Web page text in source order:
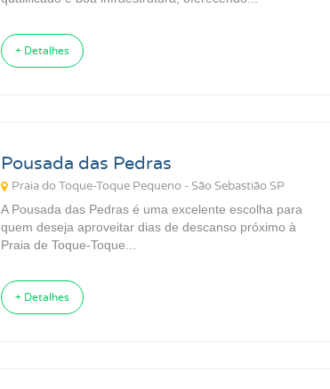
+ Detalhes
Pousada das Pedras
Praia do Toque-Toque Pequeno - São Sebastião SP
A Pousada das Pedras é uma excelente escolha para
quem deseja aproveitar dias de descanso próximo à
Praia de Toque-Toque...
+ Detalhes